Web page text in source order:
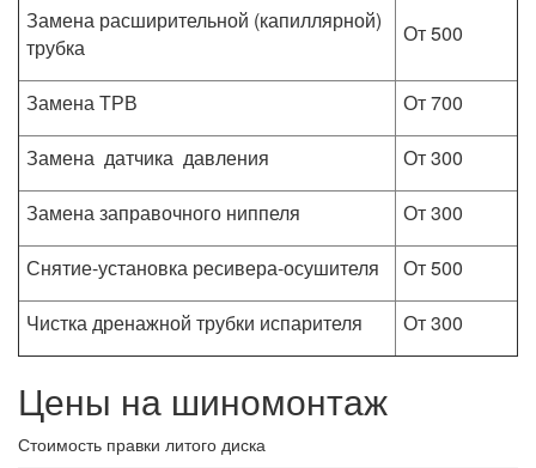
Замена расширительной (капиллярной)
трубка
От 500
Замена ТРВ
От 700
Замена датчика давления
От 300
Замена заправочного ниппеля
От 300
Снятие-установка ресивера-осушителя
От 500
Чистка дренажной трубки испарителя
От 300
Цены на шиномонтаж
Стоимость правки литого диска